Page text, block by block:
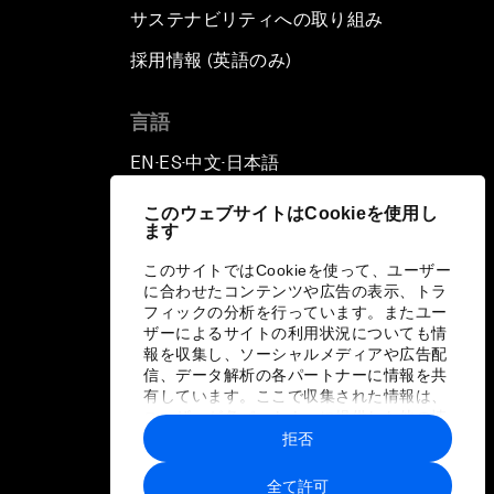
このウェブサイトはCookieを使用し
ます
このサイトではCookieを使って、ユーザー
に合わせたコンテンツや広告の表示、トラ
フィックの分析を行っています。またユー
ザーによるサイトの利用状況についても情
報を収集し、ソーシャルメディアや広告配
信、データ解析の各パートナーに情報を共
有しています。ここで収集された情報は、
ユーザーが各パートナーに提供した他の情
報や各パートナーのサービスを使用した際
に収集された情報と組み合わされ、各パー
トナーによって使用されることがありま
全て許可
拒否
サステナビリティへの取り組み
採用情報 (英語のみ)
言語
EN ▪ ES▪中文▪ 日本語